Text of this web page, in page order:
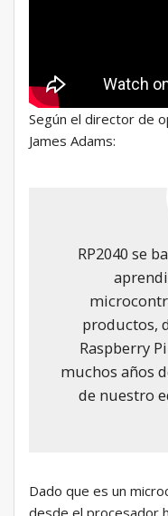
Según el director de
James Adams:
RP2040 se
productos,
Raspberry
muchos años
de nuestro
Dado que es un